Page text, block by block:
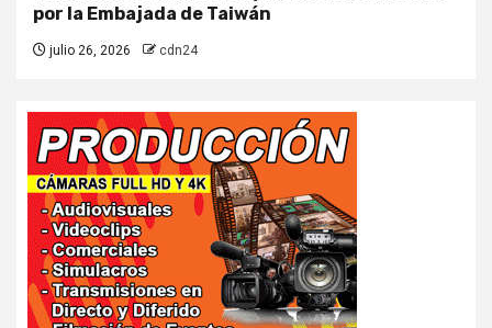
por la Embajada de Taiwán
julio 26, 2026 cdn24